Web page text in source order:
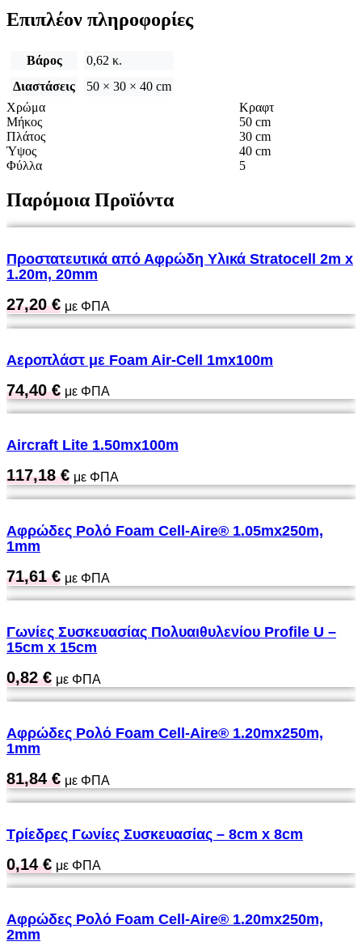
Επιπλέον πληροφορίες
Βάρος
0,62 κ.
Διαστάσεις
50 × 30 × 40 cm
Χρώμα
Κραφτ
Μήκος
50 cm
Πλάτος
30 cm
Ύψος
40 cm
Φύλλα
5
Παρόμοια Προϊόντα
Προστατευτικά από Αφρώδη Υλικά Stratocell 2m x
1.20m, 20mm
27,20€ με ΦΠΑ
Αεροπλάστ με Foam Air-Cell 1mx100m
74,40€ με ΦΠΑ
Aircraft Lite 1.50mx100m
117,18€ με ΦΠΑ
Αφρώδες Ρολό Foam Cell-Aire® 1.05mx250m,
1mm
71,61€ με ΦΠΑ
Γωνίες Συσκευασίας Πολυαιθυλενίου Profile U –
15cm x 15cm
0,82€ με ΦΠΑ
Αφρώδες Ρολό Foam Cell-Aire® 1.20mx250m,
1mm
81,84€ με ΦΠΑ
Τρίεδρες Γωνίες Συσκευασίας – 8cm x 8cm
0,14€ με ΦΠΑ
Αφρώδες Ρολό Foam Cell-Aire® 1.20mx250m,
2mm